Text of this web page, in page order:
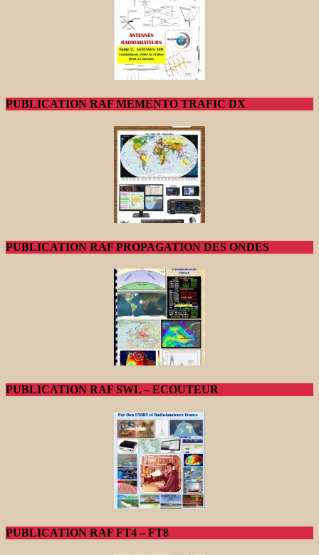
PUBLICATION RAF MEMENTO TRAFIC DX
PUBLICATION RAF PROPAGATION DES ONDES
PUBLICATION RAF SWL – ECOUTEUR
PUBLICATION RAF FT4 – FT8